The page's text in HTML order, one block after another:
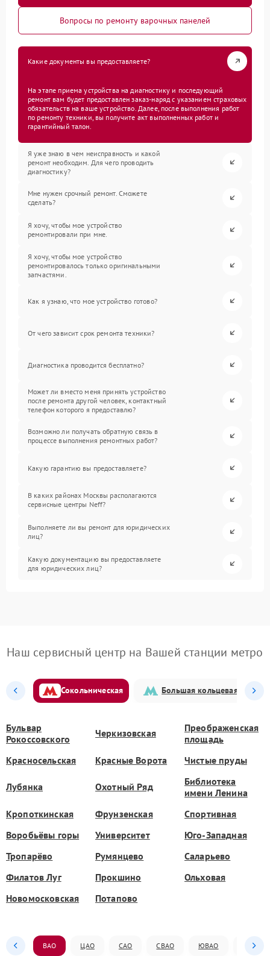
Вопросы по ремонту варочных панелей
Какие документы вы предоставляете?
На этапе приема устройства на диагностику и последующий
ремонт вам будет предоставлен заказ-наряд с указанием страховых
обязательств на ваше устройство. Далее, после выполнения работ
по ремонту техники, вы получите акт выполненных работ и
гарантийный талон.
Я уже знаю в чем неисправность и какой
ремонт необходим. Для чего проводить
диагностику?
Мне нужен срочный ремонт. Сможете
сделать?
Я хочу, чтобы мое устройство
ремонтировали при мне.
Я хочу, чтобы мое устройство
ремонтировалось только оригинальными
запчастями.
Как я узнаю, что мое устройство готово?
От чего зависит срок ремонта техники?
Диагностика проводится бесплатно?
Может ли вместо меня принять устройство
после ремонта другой человек, контактный
телефон которого я предоставлю?
Возможно ли получать обратную связь в
процессе выполнения ремонтных работ?
Какую гарантию вы предоставляете?
В каких районах Москвы располагаются
сервисные центры Neff?
Выполняете ли вы ремонт для юридических
лиц?
Какую документацию вы предоставляете
для юридических лиц?
Наш сервисный центр на Вашей станции метро
Сокольническая Большая кольцевая
Бульвар
Рокоссовского
Черкизовская
Преображенская
площадь
Красносельская
Красные Ворота Чистые пруды
Лубянка Охотный Ряд
Библиотека
имени Ленина
Кропоткинская
Фрунзенская
Спортивная
Воробьёвы горы
Университет
Юго-Западная
Тропарёво
Румянцево
Саларьево
Филатов Луг
Прокшино
Ольховая
Новомосковская
Потапово
ВАО ЦАО САО СВАО ЮВАО ЮАО